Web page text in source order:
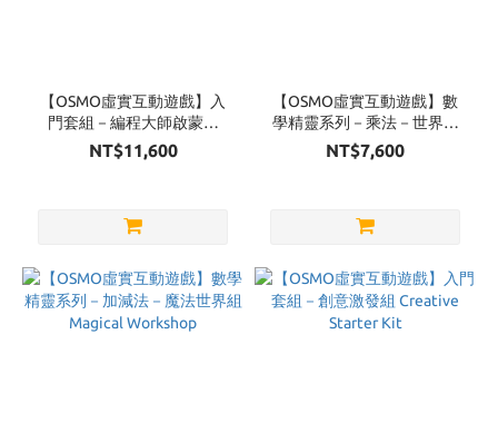
牌
OSMO
【OSMO虛實互動遊戲】入
門套組－編程大師啟蒙組
Coding Starter Kit
NT$11,600
【OSMO虛實互動遊戲】數
學精靈系列－乘法－世界獵
奇組 Enchanted World
Games
NT$7,600